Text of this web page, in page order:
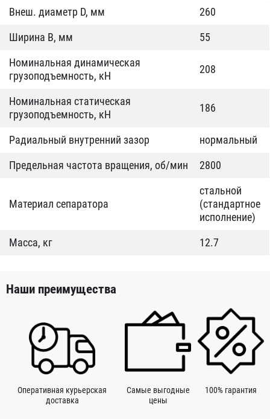
Внеш. диаметр D, мм
260
Ширина B, мм
55
Номинальная динамическая
грузоподъемность, кН
208
Номинальная статическая
грузоподъемность, кН
186
Радиальный внутренний зазор
нормальный
Предельная частота вращения, об/мин
2800
Материал сепаратора
стальной
(стандартное
исполнение)
Масса, кг
12.7
Наши преимущества
Оперативная курьерская
доставка
Самые выгодные
цены
100% гарантия